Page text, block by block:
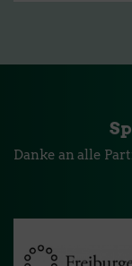
Danke an alle